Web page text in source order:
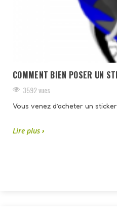
COMMENT BIEN POSER UN
3592 vues
Vous venez d’acheter un
Lire plus